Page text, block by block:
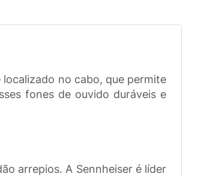
no cabo, que permite
fones de ouvido duráveis e
arrepios. A Sennheiser é líder